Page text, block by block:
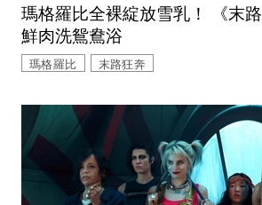
瑪格羅比全裸綻放雪乳！ 《末
鮮肉洗鴛鴦浴
瑪格羅比 末路狂奔